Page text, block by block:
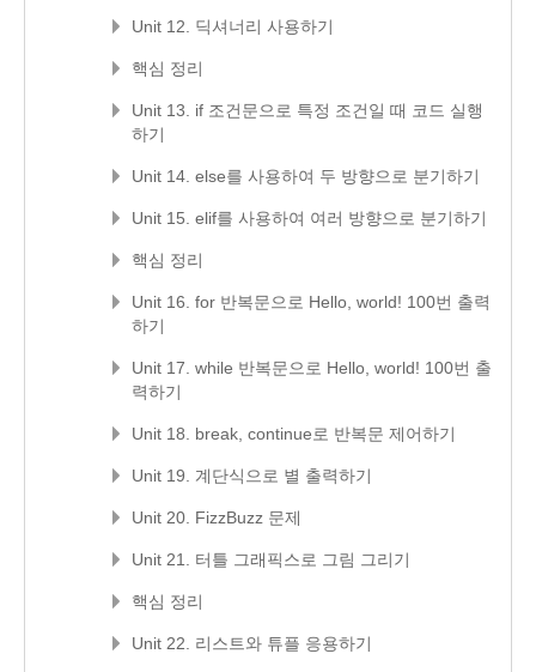
Unit 12. 딕셔너리 사용하기
핵심 정리
Unit 13. if 조건문으로 특정 조건일 때 코드 실행
하기
Unit 14. else를 사용하여 두 방향으로 분기하기
Unit 15. elif를 사용하여 여러 방향으로 분기하기
핵심 정리
Unit 16. for 반복문으로 Hello, world! 100번 출력
하기
Unit 17. while 반복문으로 Hello, world! 100번 출
력하기
Unit 18. break, continue로 반복문 제어하기
Unit 19. 계단식으로 별 출력하기
Unit 20. FizzBuzz 문제
Unit 21. 터틀 그래픽스로 그림 그리기
핵심 정리
Unit 22. 리스트와 튜플 응용하기